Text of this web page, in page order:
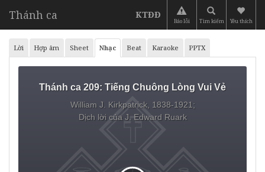
Thánh ca KTĐĐ
Báo lỗi Tìm kiếm Yêu thích
Lời Hợp âm Sheet Nhạc Beat Karaoke PPTX
Thánh ca 209: Tiếng Chuông Lòng Vui Vẻ
William J. Kirkpatrick, 1838-1921;
Dịch lời của J. Edward Ruark